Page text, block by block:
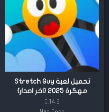
تحميل لعبة Stretch Guy
مهكرة 2025 {اخر اصدار}
0.14.2